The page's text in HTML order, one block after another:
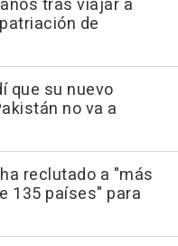
tras viajar a
de
que su nuevo
no va a
reclutado a "más
135 países" para